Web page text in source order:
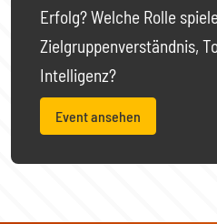
Erfolg? Welche Rolle
Zielgruppenverständnis,
Intelligenz?
Event ansehen